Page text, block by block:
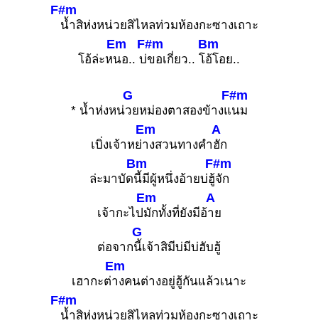
F#m
น้ำสิห่งหน่วยสิไหลท่วมห้องกะซางเถาะ
โอ้ล่ะห
Em
นอ.. บ่
F#m
ขอเกี่ยว.. โ
Bm
อ้โอย..
* น้ำห่งหน่
G
วยหม่องตาสองข้างแ
F#m
นม
เบิ่งเจ้าหย่
Em
างสวนทางคำ
A
ฮัก
ล่ะมาบัด
Bm
นี้มีผู้หนึ่งอ้ายบ่ฮู้
F#m
จัก
เจ้ากะไป
Em
มักทั้งที่ยังมีอ้
A
าย
ต่อจาก
G
นี้เจ้าสิมีบ่มีบ่ฮับฮู้
เฮากะต่
Em
างคนต่างอยู่ฮู้กันแล้วเนาะ
F#m
น้ำสิห่งหน่วยสิไหลท่วมห้องกะซางเถาะ